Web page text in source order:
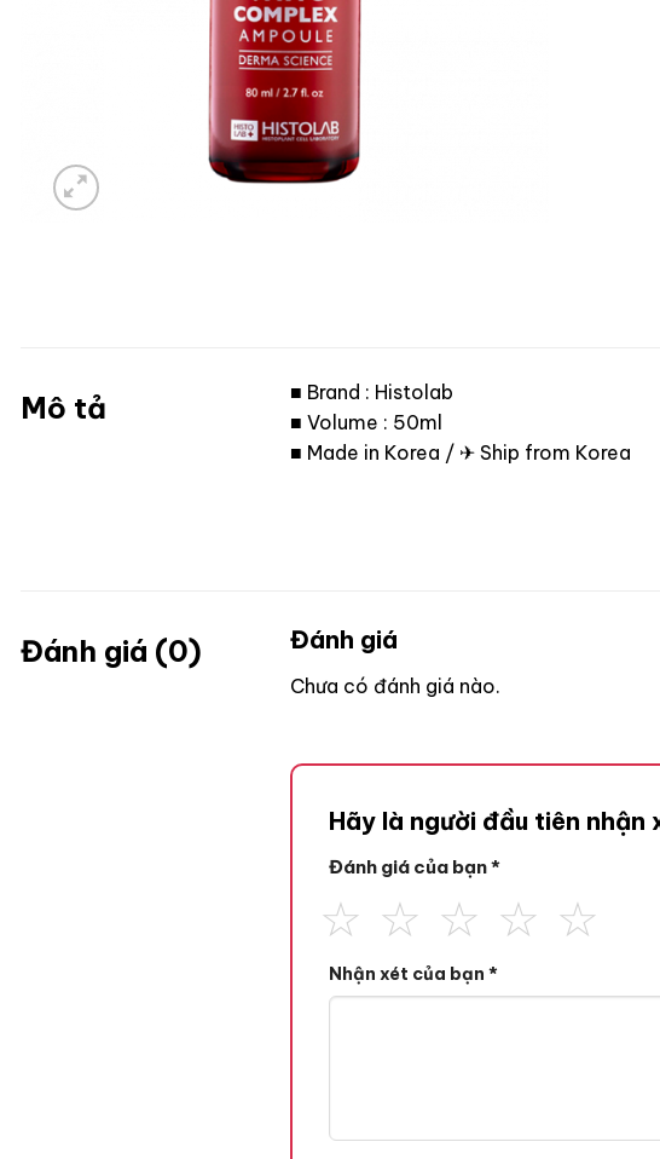
Mô tả
■ Brand : Histolab
■ Volume : 50ml
■ Made in Korea / ✈ Ship from Korea
Đánh giá (0) Đánh giá
Chưa có đánh giá nào.
Hãy là người đầu tiên
Đánh giá của bạn*
Nhận xét của bạn*